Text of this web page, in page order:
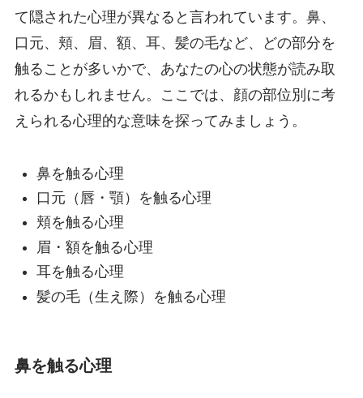
て隠された心理が異なると言われています。鼻、
口元、頬、眉、額、耳、髪の毛など、どの部分を
触ることが多いかで、あなたの心の状態が読み取
れるかもしれません。ここでは、顔の部位別に考
えられる心理的な意味を探ってみましょう。
鼻を触る心理
口元（唇・顎）を触る心理
頬を触る心理
眉・額を触る心理
耳を触る心理
髪の毛（生え際）を触る心理
鼻を触る心理